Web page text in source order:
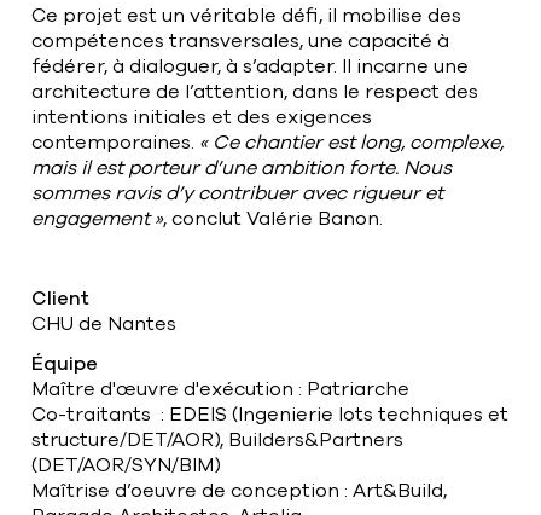
Ce projet est un véritable défi, il mobilise des
compétences transversales, une capacité à
fédérer, à dialoguer, à s’adapter. Il incarne une
architecture de l’attention, dans le respect des
intentions initiales et des exigences
contemporaines. « Ce chantier est long, complexe,
mais il est porteur d’une ambition forte. Nous
sommes ravis d’y contribuer avec rigueur et
engagement », conclut Valérie Banon.
Client
CHU de Nantes
Équipe
Maître d'œuvre d'exécution : Patriarche
Co-traitants : EDEIS (Ingenierie lots techniques et
structure/DET/AOR), Builders&Partners
(DET/AOR/SYN/BIM)
Maîtrise d’oeuvre de conception : Art&Build,